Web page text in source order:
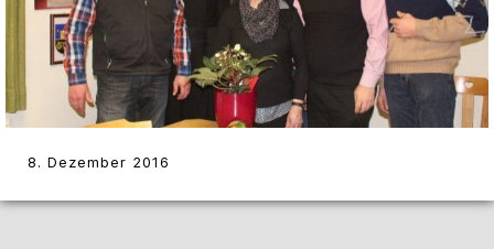
8. Dezember 2016